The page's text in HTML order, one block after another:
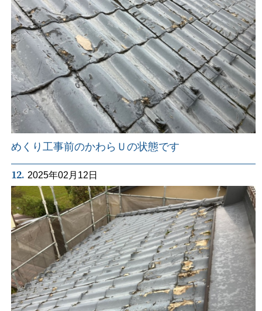
めくり工事前のかわらＵの状態です
12. 2025年02月12日